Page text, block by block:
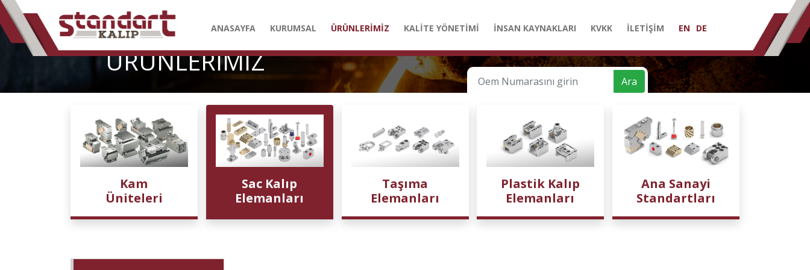
ANASAYFA KURUMSAL ÜRÜNLERİMİZ KALİTE YÖNETİMİ İNSAN KAYNAKLARI KVKK İLETİŞİM EN DE
ÜRÜNLERİMİZ
Ara
Kam
Üniteleri
Sac Kalıp
Elemanları
Taşıma
Elemanları
Plastik Kalıp
Elemanları
Ana Sanayi
Standartları